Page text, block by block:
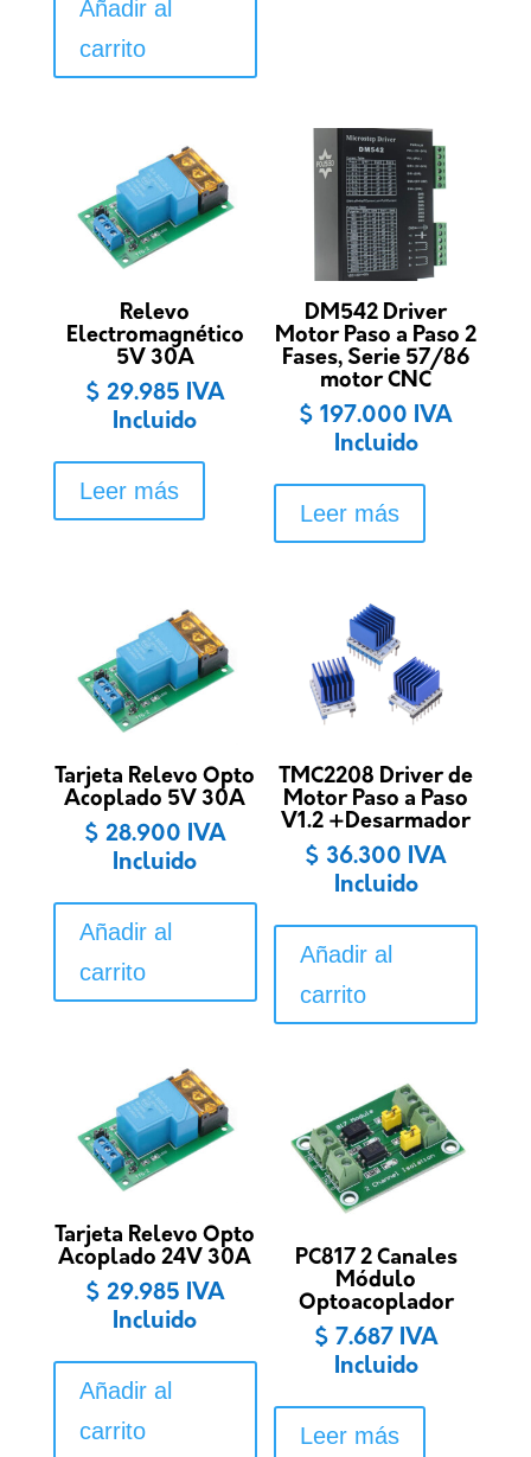
Añadir al
carrito
Relevo
Electromagnético
5V 30A
$ 29.985
IVA
Incluido
Leer más
DM542 Driver
Motor Paso a Paso 2
Fases, Serie 57/86
motor CNC
$ 197.000
IVA
Incluido
Leer más
Tarjeta Relevo Opto
Acoplado 5V 30A
$ 28.900 IVA
Incluido
Añadir al
carrito
TMC2208 Driver de
Motor Paso a Paso
V1.2 +Desarmador
$ 36.300 IVA
Incluido
Añadir al
carrito
Tarjeta Relevo Opto
Acoplado 24V 30A
$ 29.985 IVA
Incluido
Añadir al
carrito
PC817 2 Canales
Módulo
Optoacoplador
$ 7.687 IVA
Incluido
Leer más